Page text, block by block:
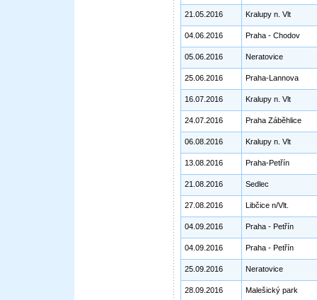
21.05.2016 Kralupy n. Vlt
04.06.2016 Praha - Chodov
05.06.2016 Neratovice
25.06.2016 Praha-Lannova
16.07.2016 Kralupy n. Vlt
24.07.2016 Praha Záběhlice
06.08.2016 Kralupy n. Vlt
13.08.2016 Praha-Petřín
21.08.2016 Sedlec
27.08.2016 Libčice n/Vlt.
04.09.2016 Praha - Petřín
04.09.2016 Praha - Petřín
25.09.2016 Neratovice
28.09.2016 Malešický park